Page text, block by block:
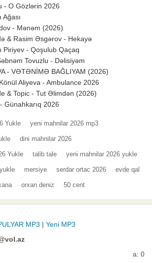
- O Gözlərin 2026
Ağası
- Mənəm (2026)
& Rasim Əsgərov - Hekayə
Piriyev - Qoşulub Qaçaq
Tovuzlu - Dəlisiyəm
- VƏTƏNİMƏ BAĞLIYAM (2026)
Aliyeva - Ambulance 2026
& Topic - Tut Əlimdən (2026)
Günahkarıq 2026
Yukle yeni mahnilar 2026 mp3
dini mahnilar 2026
Yukle talib tale yeni mahnilar 2026 yukle
mersiye serdar ortac 2026 evde qal
orxan deniz 50 cent
MP3 | Yeni MP3
a: 0